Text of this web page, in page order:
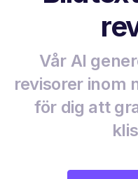
Vår AI
revisorer inom
för dig att